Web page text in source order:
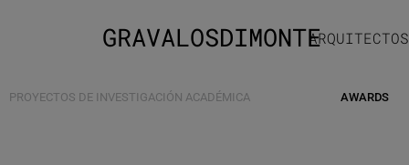
GRAVALOSDIMONTEARQUITECTOS
PROYECTOS DE INVESTIGACIÓN ACADÉMICA AWARDS